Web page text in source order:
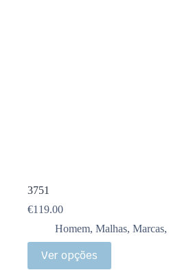
3751
€119.00
Homem, Malhas, Marcas,
Ver opções